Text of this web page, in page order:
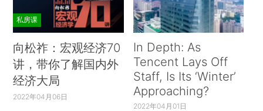
私房课
向松祚：宏观经济70
讲，带你了解国内外
经济大局
2022年04月06日
In Depth: As
Tencent Lays Off
Staff, Is Its ‘Winter’
Approaching?
2022年04月01日